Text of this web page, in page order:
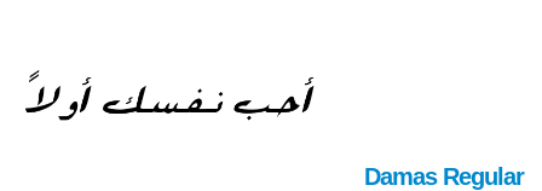
Damas Regular